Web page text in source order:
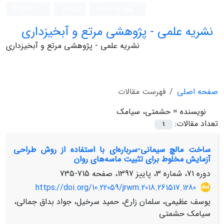
نشریه علمی - پژوهشی مرتع و آبخیزداری
نشریه علمی - پژوهشی مرتع و آبخیزداری
صفحه اصلی
فهرست مقالات
نویسنده = حشمتی، سیامک
تعداد مقالات:
1
ساخت مالچ سیمانی-سرباره‌ای با استفاده از روش طراحی
آزمایش مخلوط برای تثبیت ماسه‌های روان
دوره 71، شماره 3، پاییز 1397، صفحه
715-735
https://doi.org/10.22059/jrwm.2018.261517.1280
یوسف عظیمی، سلمان زارع، حمید سرخیل، جواد بداق جمالی،
سیامک حشمتی